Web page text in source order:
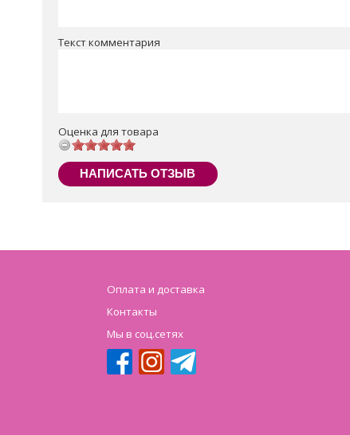
Текст комментария
Оценка для товара
НАПИСАТЬ ОТЗЫВ
Оплата и доставка
Контакты
Мы в соц.сетях